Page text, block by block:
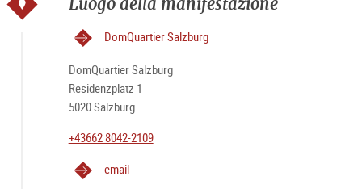
DomQuartier Salzburg
DomQuartier Salzburg
Residenzplatz 1
5020 Salzburg
+43662 8042-2109
email